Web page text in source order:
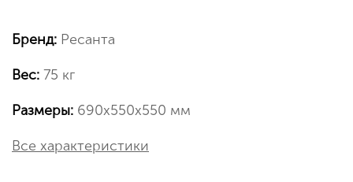
Бренд: Ресанта
Вес: 75 кг
Размеры: 690х550х550 мм
Все характеристики